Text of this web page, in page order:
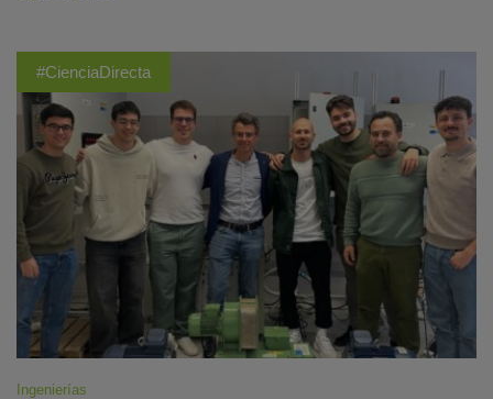
#CienciaDirecta
Ingenierías